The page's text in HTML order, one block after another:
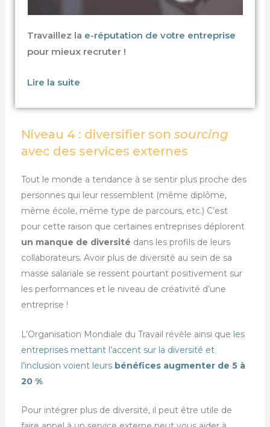
Travaillez la e-réputation de votre entreprise
pour mieux recruter !
Lire la suite
Niveau 4 : diversifier sonsourcing
avec des services externes
Tout le monde a tendance à se sentir plus proche des
personnes qui leur ressemblent (même diplôme,
même école, même type de parcours, etc.) C’est
pour cette raison que certaines entreprises déplorent
un manque de diversité dans les profils de leurs
collaborateurs. Avoir plus de diversité au sein de sa
masse salariale se ressent pourtant positivement sur
les performances et le niveau de créativité d’une
entreprise !
L’Organisation Mondiale du Travail révèle ainsi que les
entreprises mettant l’accent sur la diversité et
l’inclusion voient leurs bénéfices augmenter de 5 à
20 %.
Pour intégrer plus de diversité, il peut être utile de